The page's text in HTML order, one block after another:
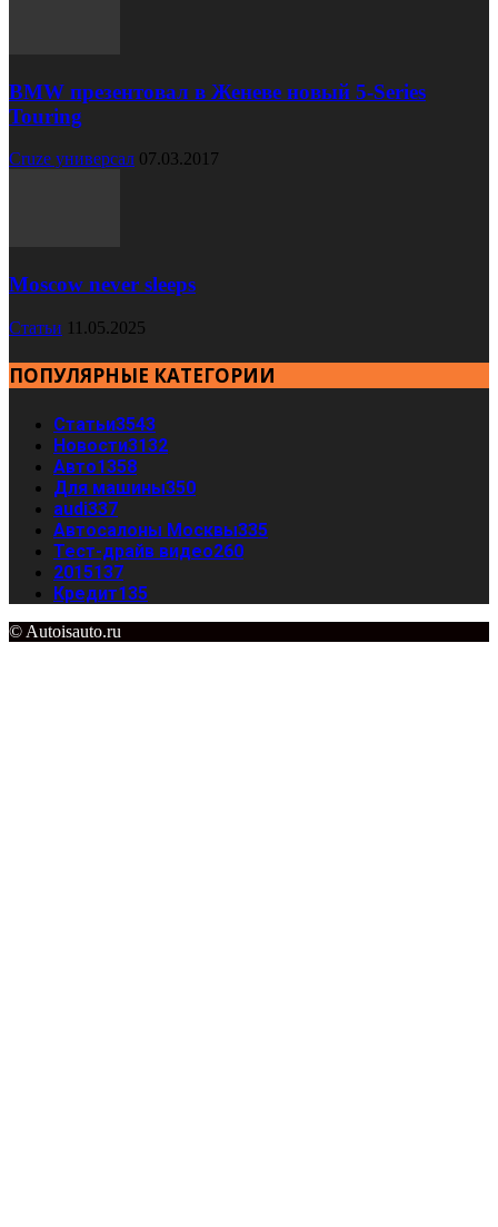
BMW презентовал в Женеве новый 5-Series
Touring
Cruze универсал 07.03.2017
Moscow never sleeps
Статьи 11.05.2025
ПОПУЛЯРНЫЕ КАТЕГОРИИ
Статьи3543
Новости3132
Авто1358
Для машины350
audi337
Автосалоны Москвы335
Тест-драйв видео260
2015137
Кредит135
© Autoisauto.ru